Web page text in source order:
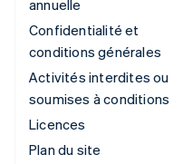
annuelle
Confidentialité et
conditions générales
Activités interdites ou
soumises à conditions
Licences
Plan du site